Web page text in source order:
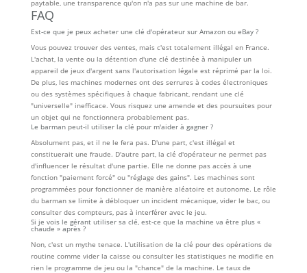
paytable, une transparence qu'on n'a pas sur une machine de bar.
FAQ
Est-ce que je peux acheter une clé d'opérateur sur Amazon ou eBay ?
Vous pouvez trouver des ventes, mais c'est totalement illégal en France.
L'achat, la vente ou la détention d'une clé destinée à manipuler un
appareil de jeux d'argent sans l'autorisation légale est réprimé par la loi.
De plus, les machines modernes ont des serrures à codes électroniques
ou des systèmes spécifiques à chaque fabricant, rendant une clé
"universelle" inefficace. Vous risquez une amende et des poursuites pour
un objet qui ne fonctionnera probablement pas.
Le barman peut-il utiliser la clé pour m'aider à gagner ?
Absolument pas, et il ne le fera pas. D'une part, c'est illégal et
constituerait une fraude. D'autre part, la clé d'opérateur ne permet pas
d'influencer le résultat d'une partie. Elle ne donne pas accès à une
fonction "paiement forcé" ou "réglage des gains". Les machines sont
programmées pour fonctionner de manière aléatoire et autonome. Le rôle
du barman se limite à débloquer un incident mécanique, vider le bac, ou
consulter des compteurs, pas à interférer avec le jeu.
Si je vois le gérant utiliser sa clé, est-ce que la machine va être plus «
chaude » après ?
Non, c'est un mythe tenace. L'utilisation de la clé pour des opérations de
routine comme vider la caisse ou consulter les statistiques ne modifie en
rien le programme de jeu ou la "chance" de la machine. Le taux de